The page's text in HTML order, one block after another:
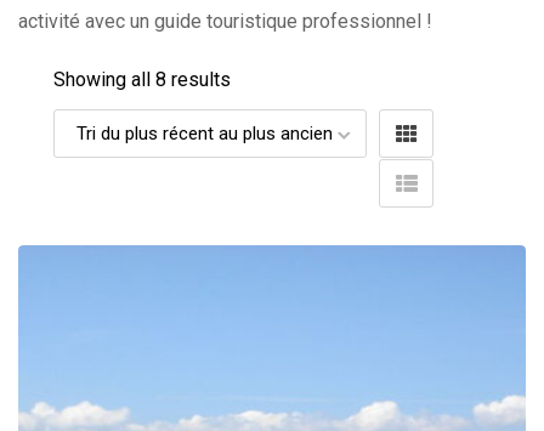
activité avec un guide touristique professionnel !
Showing all 8 results